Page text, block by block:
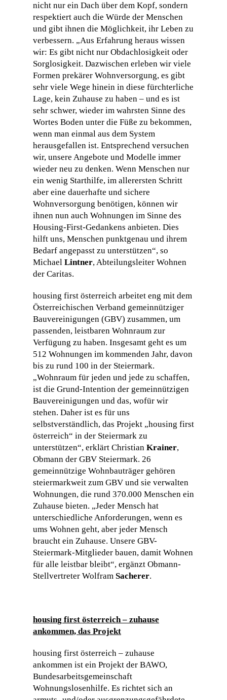
nicht nur ein Dach über dem Kopf, sondern
respektiert auch die Würde der Menschen
und gibt ihnen die Möglichkeit, ihr Leben zu
verbessern. „Aus Erfahrung heraus wissen
wir: Es gibt nicht nur Obdachlosigkeit oder
Sorglosigkeit. Dazwischen erleben wir viele
Formen prekärer Wohnversorgung, es gibt
sehr viele Wege hinein in diese fürchterliche
Lage, kein Zuhause zu haben – und es ist
sehr schwer, wieder im wahrsten Sinne des
Wortes Boden unter die Füße zu bekommen,
wenn man einmal aus dem System
herausgefallen ist. Entsprechend versuchen
wir, unsere Angebote und Modelle immer
wieder neu zu denken. Wenn Menschen nur
ein wenig Starthilfe, im allerersten Schritt
aber eine dauerhafte und sichere
Wohnversorgung benötigen, können wir
ihnen nun auch Wohnungen im Sinne des
Housing-First-Gedankens anbieten. Dies
hilft uns, Menschen punktgenau und ihrem
Bedarf angepasst zu unterstützen“, so
Michael Lintner, Abteilungsleiter Wohnen
der Caritas.
housing first österreich arbeitet eng mit dem
Österreichischen Verband gemeinnütziger
Bauvereinigungen (GBV) zusammen, um
passenden, leistbaren Wohnraum zur
Verfügung zu haben. Insgesamt geht es um
512 Wohnungen im kommenden Jahr, davon
bis zu rund 100 in der Steiermark.
„Wohnraum für jeden und jede zu schaffen,
ist die Grund-Intention der gemeinnützigen
Bauvereinigungen und das, wofür wir
stehen. Daher ist es für uns
selbstverständlich, das Projekt „housing first
österreich“ in der Steiermark zu
unterstützen“, erklärt Christian Krainer,
Obmann der GBV Steiermark. 26
gemeinnützige Wohnbauträger gehören
steiermarkweit zum GBV und sie verwalten
Wohnungen, die rund 370.000 Menschen ein
Zuhause bieten. „Jeder Mensch hat
unterschiedliche Anforderungen, wenn es
ums Wohnen geht, aber jeder Mensch
braucht ein Zuhause. Unsere GBV-
Steiermark-Mitglieder bauen, damit Wohnen
für alle leistbar bleibt“, ergänzt Obmann-
Stellvertreter Wolfram Sacherer.
housing first österreich – zuhause
ankommen, das Projekt
housing first österreich – zuhause
ankommen ist ein Projekt der BAWO,
Bundesarbeitsgemeinschaft
Wohnungslosenhilfe. Es richtet sich an